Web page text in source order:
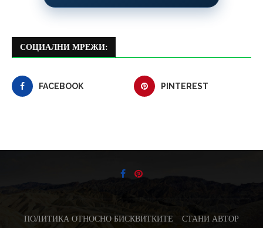
СОЦИАЛНИ МРЕЖИ:
FACEBOOK PINTEREST
ПОЛИТИКА ОТНОСНО БИСКВИТКИТЕ СТАНИ АВТОР